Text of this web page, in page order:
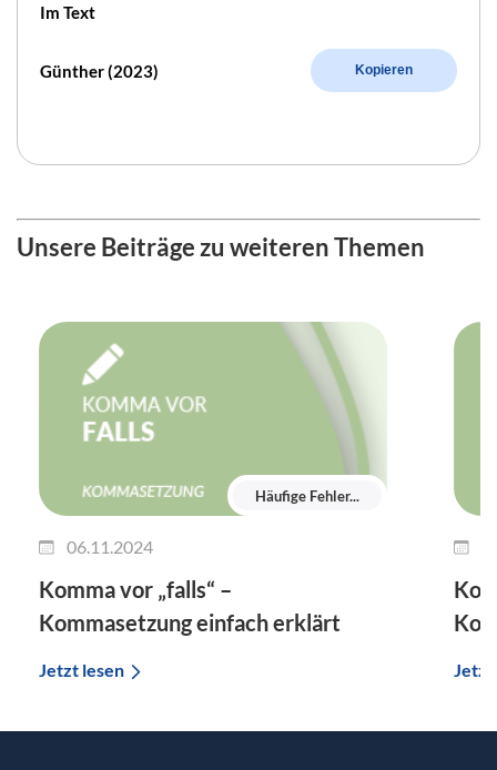
Im Text
Günther (2023) Kopieren
Unsere Beiträge zu weiteren Themen
Häufige Fehler...
06.11.2024
Komma vor „falls“ –
Kommasetzung einfach erklärt
Jetzt lesen